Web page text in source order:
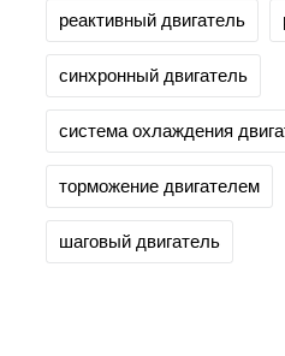
реактивный двигатель
синхронный двигатель
система охлаждения
торможение двигателем
шаговый двигатель